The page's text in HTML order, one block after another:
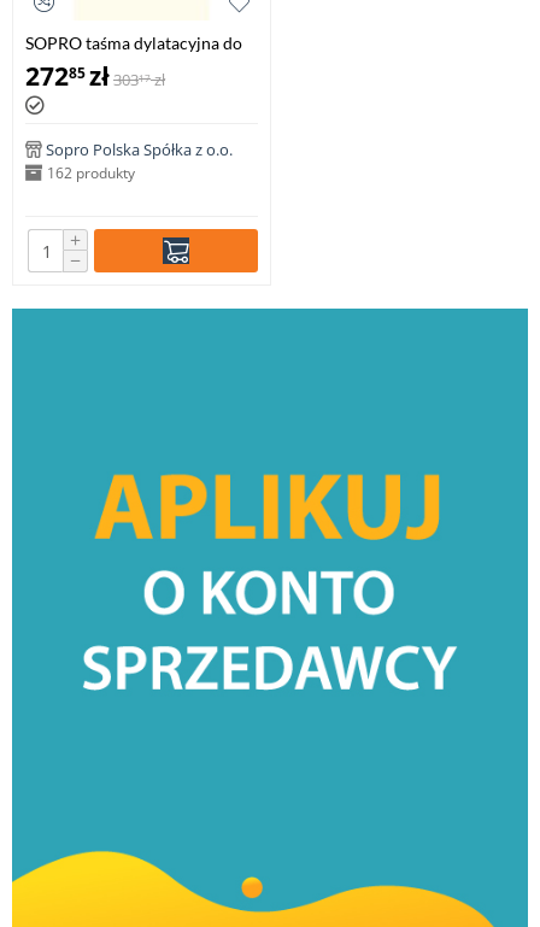
SOPRO taśma dylatacyjna do
uszczelnień bitumicznych KDB
756, 10 mb (szer. 24 cm)
27285zł30317 zł
Sopro Polska Spółka z o.o.
162 produkty
+
−